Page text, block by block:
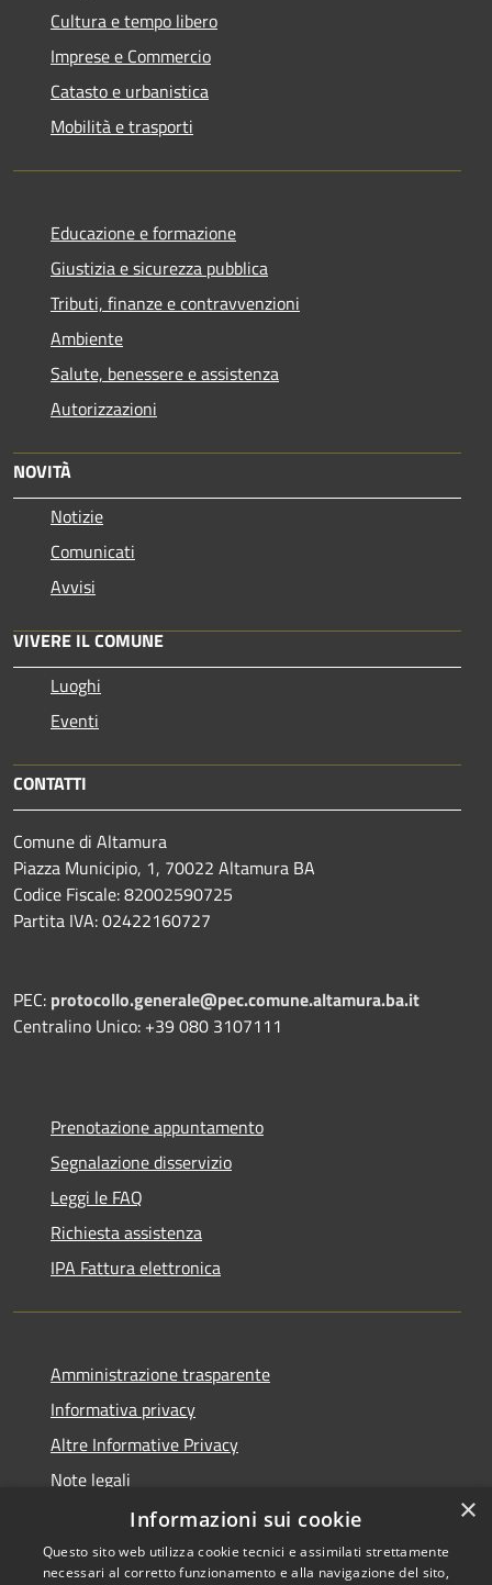
Cultura e tempo libero
Imprese e Commercio
Catasto e urbanistica
Mobilità e trasporti
Educazione e formazione
Giustizia e sicurezza pubblica
Tributi, finanze e contravvenzioni
Ambiente
Salute, benessere e assistenza
Autorizzazioni
NOVITÀ
Notizie
Comunicati
Avvisi
VIVERE IL COMUNE
Luoghi
Eventi
CONTATTI
Comune di Altamura
Piazza Municipio, 1, 70022 Altamura BA
Codice Fiscale: 82002590725
Partita IVA: 02422160727
PEC: protocollo.generale@pec.comune.altamura.ba.it
Centralino Unico: +39 080 3107111
Prenotazione appuntamento
Segnalazione disservizio
Leggi le FAQ
Richiesta assistenza
IPA Fattura elettronica
Amministrazione trasparente
Informativa privacy
Altre Informative Privacy
Note legali
Dichiarazione di accessibilità
×
Informazioni sui cookie
Questo sito web utilizza cookie tecnici e assimilati strettamente
necessari al corretto funzionamento e alla navigazione del sito,